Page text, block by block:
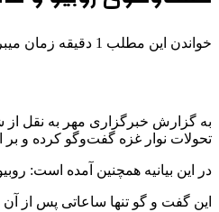
خواندن این مطلب 1 دقیقه زمان میبرد
به گزارش خبرگزاری مهر به نقل از
تحولات نوار غزه گفت‌وگو کرده و
در این بیانیه همچنین آمده است:
این گفت و گو تنها ساعاتی پس از